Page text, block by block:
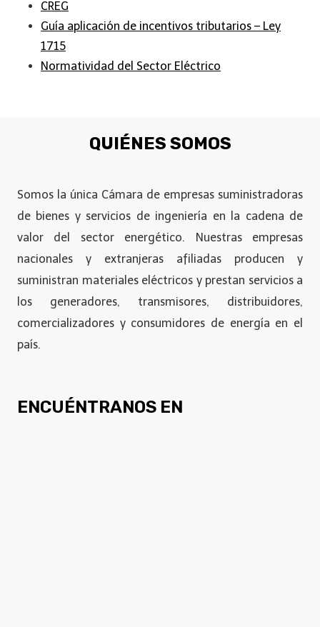
CREG
Guía aplicación de incentivos tributarios – Ley
1715
Normatividad del Sector Eléctrico
QUIÉNES SOMOS
Somos la única Cámara de empresas suministradoras
de bienes y servicios de ingeniería en la cadena de
valor del sector energético. Nuestras empresas
nacionales y extranjeras afiliadas producen y
suministran materiales eléctricos y prestan servicios a
los generadores, transmisores, distribuidores,
comercializadores y consumidores de energía en el
país.
ENCUÉNTRANOS EN